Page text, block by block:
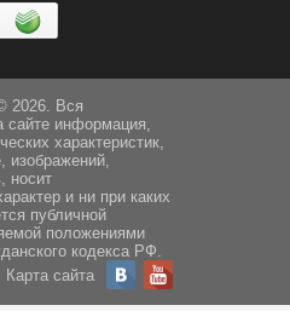
2026. Вся
сайте информация,
характеристик,
изображений,
носит
и ни при каких
публичной
положениями
кодекса РФ.
Карта сайта